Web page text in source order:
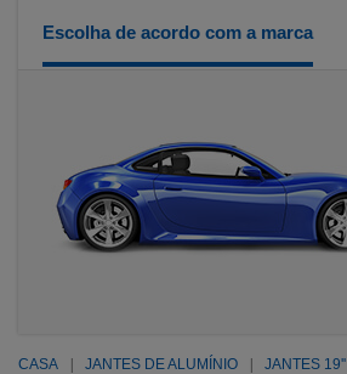
Escolha de acordo com a marca
CASA JANTES DE ALUMÍNIO JANTES 19''